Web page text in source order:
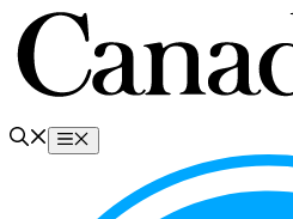
Перейти
содержимому
Меню